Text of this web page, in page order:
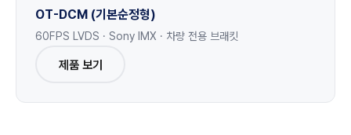
OT-DCM (기본순정형)
60FPS LVDS · Sony IMX · 차량 전용 브래킷
제품 보기